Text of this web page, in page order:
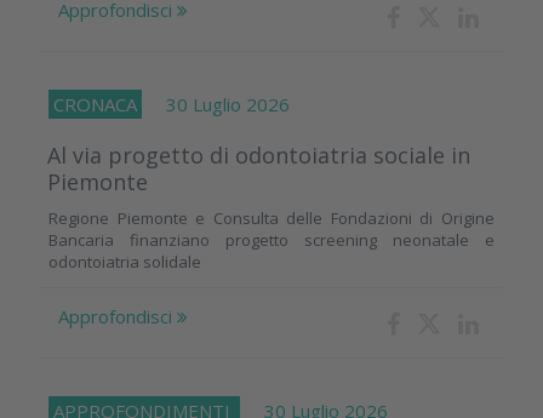
Approfondisci
CRONACA 30 Luglio 2026
Al via progetto di odontoiatria sociale in
Piemonte
Regione Piemonte e Consulta delle Fondazioni di Origine
Bancaria finanziano progetto screening neonatale e
odontoiatria solidale
Approfondisci
APPROFONDIMENTI 30 Luglio 2026